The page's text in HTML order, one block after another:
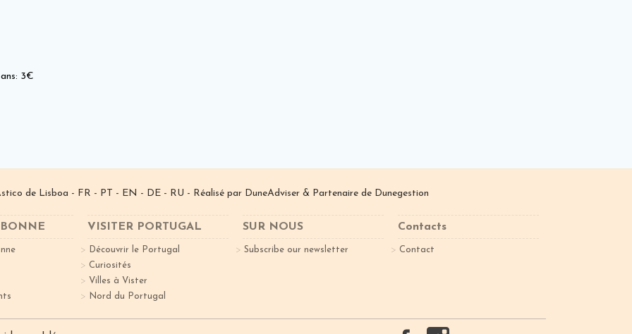
3€
de Lisboa - FR - PT - EN - DE- RU - Réalisé par DuneAdviser & Partenaire de Dunegestion
VISITER PORTUGAL
Découvrir le Portugal
Curiosités
Villes à Vister
Nord du Portugal
SUR NOUS
Subscribe our newsletter
Contacts
Contact